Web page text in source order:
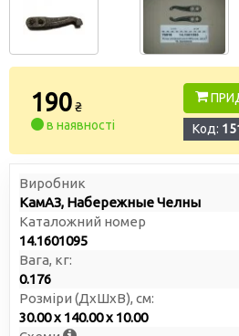
190₴
в наявності
Код:
Виробник
КамАЗ, Набережные Челны
Каталожний номер
14.1601095
Вага, кг:
0.176
Розміри (ДxШxВ), см:
30.00 x 140.00 x 10.00